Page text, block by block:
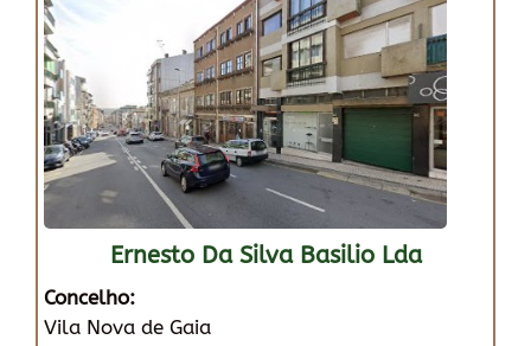
Ernesto Da Silva Basilio Lda
Concelho:
Vila Nova de Gaia